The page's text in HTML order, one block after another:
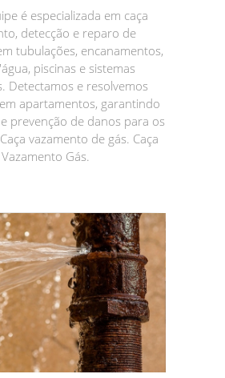
é especializada em caça
detecção e reparo de
tubulações, encanamentos,
piscinas e sistemas
Detectamos e resolvemos
apartamentos, garantindo
prevenção de danos para os
vazamento de gás. Caça
Vazamento Gás.